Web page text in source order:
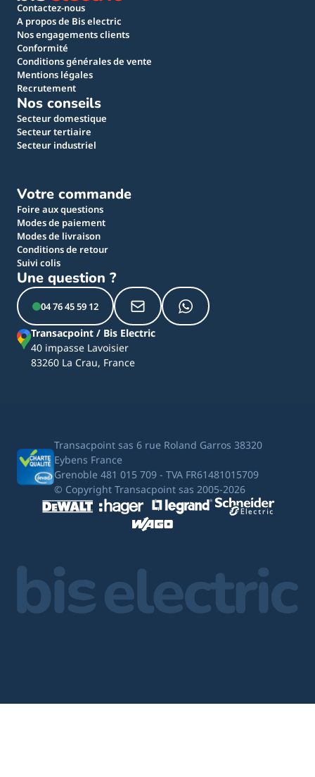
Contactez-nous
A propos de Bis electric
Nos engagements clients
Conformité
Conditions générales de vente
Mentions légales
Recrutement
Nos conseils
Secteur domestique
Secteur tertiaire
Secteur industriel
Votre commande
Foire aux questions
Modes de paiement
Modes de livraison
Conditions de retour
Suivi colis
Une question ?
04 76 45 59 12
Transacpoint / Bis Electric
40 impasse Lavoisier
83260 La Crau, France
Transacpoint sas 6 rue Roland Garros 38320
Eybens France
Grenoble 481 015 709 - TVA FR61481015709
© Copyright Transacpoint sas 2005-2026